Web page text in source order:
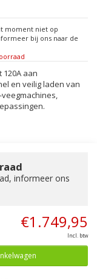
moment niet op
bij ons naar de
120A aan
en veilig laden van
informeer ons
€1.749,95
Incl. btw